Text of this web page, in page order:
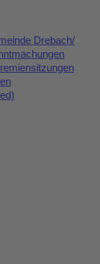
Drebach/